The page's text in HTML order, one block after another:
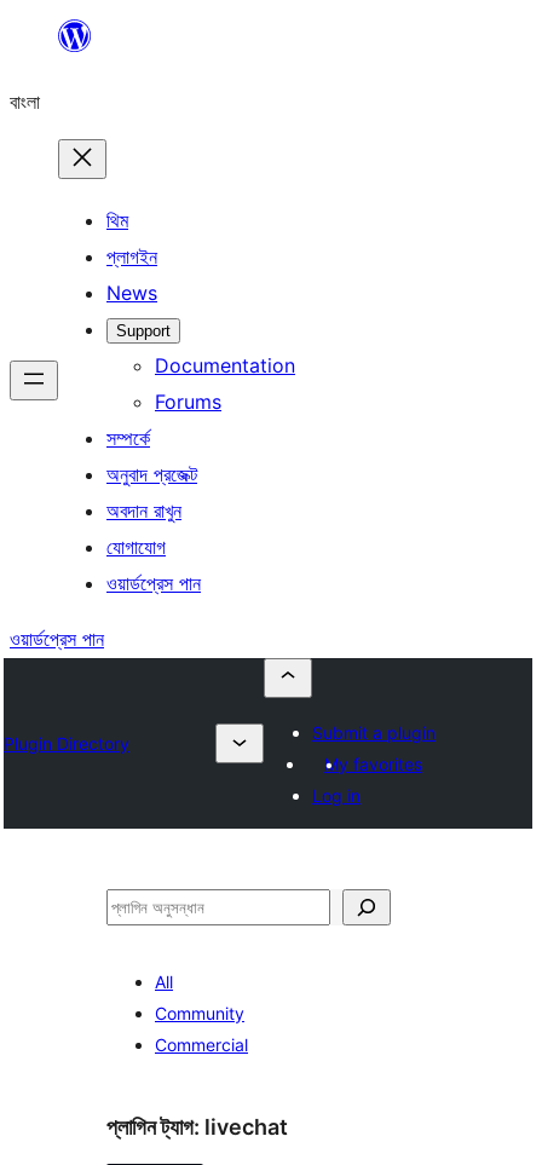
যান
বাংলা
থিম
প্লাগইন
News
Support
Documentation
Forums
সম্পর্কে
অনুবাদ প্রজেক্ট
অবদান রাখুন
যোগাযোগ
ওয়ার্ডপ্রেস পান
ওয়ার্ডপ্রেস পান
Plugin Directory
Submit a plugin
My favorites
Log in
অনুসন্ধান
All
Community
Commercial
প্লাগিন ট্যাগ: livechat